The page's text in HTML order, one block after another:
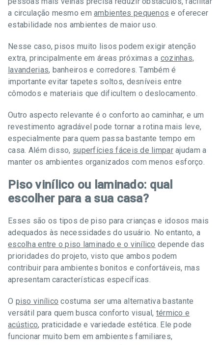
a circulação mesmo emambientes pequenos e oferecer
estabilidade nos ambientes de maior uso.
Nesse caso, pisos muito lisos podem exigir atenção
extra, principalmente em áreas próximas a cozinhas,
lavanderias, banheiros e corredores. Também é
importante evitar tapetes soltos, desníveis entre
cômodos e materiais que dificultem o deslocamento.
Outro aspecto relevante é o conforto ao caminhar, e um
revestimento agradável pode tornar a rotina mais leve,
especialmente para quem passa bastante tempo em
casa. Além disso, superfícies fáceis de limparajudam a
manter os ambientes organizados com menos esforço.
Piso vinílico ou laminado: qual
escolher para a sua casa?
Esses são os tipos de piso para crianças e idosos mais
adequados às necessidades do usuário. No entanto, a
escolha entre o piso laminado e o vinílico depende das
prioridades do projeto, visto que ambos podem
contribuir para ambientes bonitos e confortáveis, mas
apresentam características específicas.
O piso vinílico costuma ser uma alternativa bastante
versátil para quem busca conforto visual, térmico e
acústico, praticidade e variedade estética. Ele pode
funcionar muito bem em ambientes familiares,